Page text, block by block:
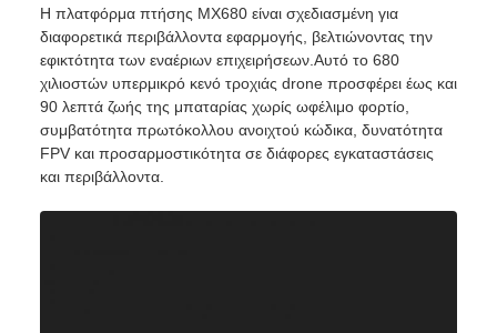
Η πλατφόρμα πτήσης MX680 είναι σχεδιασμένη για
διαφορετικά περιβάλλοντα εφαρμογής, βελτιώνοντας την
εφικτότητα των εναέριων επιχειρήσεων.Αυτό το 680
χιλιοστών υπερμικρό κενό τροχιάς drone προσφέρει έως και
90 λεπτά ζωής της μπαταρίας χωρίς ωφέλιμο φορτίο,
συμβατότητα πρωτόκολλου ανοιχτού κώδικα, δυνατότητα
FPV και προσαρμοστικότητα σε διάφορες εγκαταστάσεις
και περιβάλλοντα.